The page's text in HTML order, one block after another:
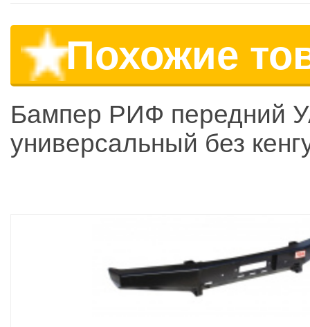
Похожие
Бампер РИФ передний
универсальный без